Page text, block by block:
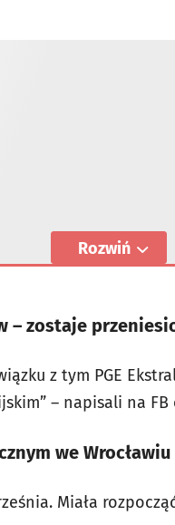
Rozwiń
– zostaje
z tym PGE
– napisali na
we Wrocławiu
Miała